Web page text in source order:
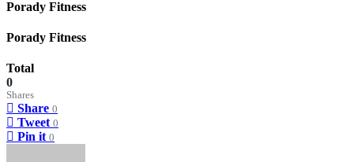
Porady Fitness
Porady Fitness
Total
0
Shares
Share 0
Tweet 0
Pin it 0